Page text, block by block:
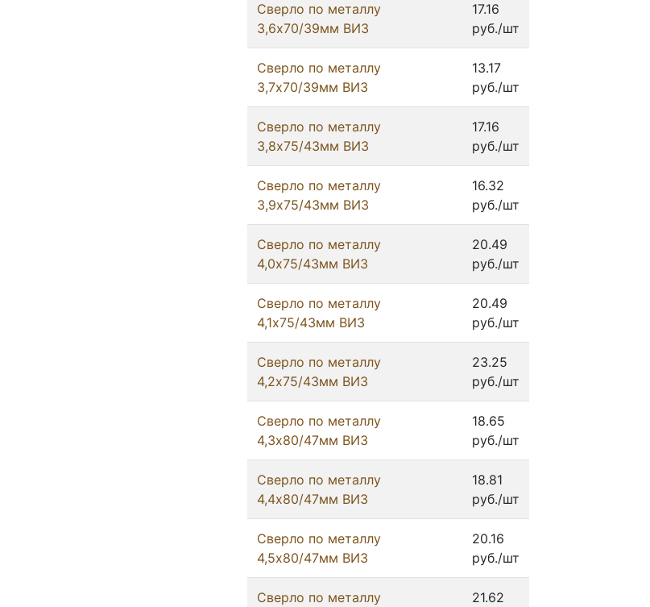
Сверло по металлу
3,6х70/39мм ВИЗ
17.16
руб./шт
Сверло по металлу
3,7х70/39мм ВИЗ
13.17
руб./шт
Сверло по металлу
3,8х75/43мм ВИЗ
17.16
руб./шт
Сверло по металлу
3,9х75/43мм ВИЗ
16.32
руб./шт
Сверло по металлу
4,0х75/43мм ВИЗ
20.49
руб./шт
Сверло по металлу
4,1х75/43мм ВИЗ
20.49
руб./шт
Сверло по металлу
4,2х75/43мм ВИЗ
23.25
руб./шт
Сверло по металлу
4,3х80/47мм ВИЗ
18.65
руб./шт
Сверло по металлу
4,4х80/47мм ВИЗ
18.81
руб./шт
Сверло по металлу
4,5х80/47мм ВИЗ
20.16
руб./шт
Сверло по металлу
21.62